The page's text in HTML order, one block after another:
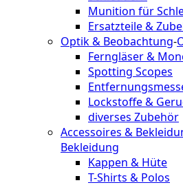
Munition für
Ersatzteile &
Optik & Beobachtung-
Ferngläser &
Spotting Scopes
Lockstoffe &
diverses Zubehör
Accessoires &
Bekleidung
Kappen & Hüte
T-Shirts & Polos